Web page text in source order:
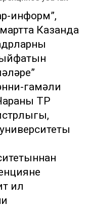
информ”,
Казанда
гамәли
ТР
ил